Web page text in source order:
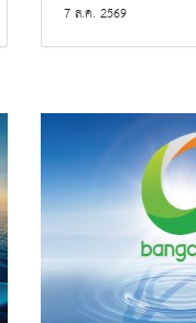
7 ส.ค. 2569